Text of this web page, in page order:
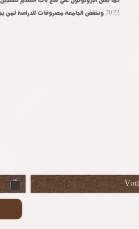
2022 وتخفض الجامعة مصروفات للدراسة لمن يجتاز اختبارات القبول التى تعقدها الأوقاف لأئمتها.